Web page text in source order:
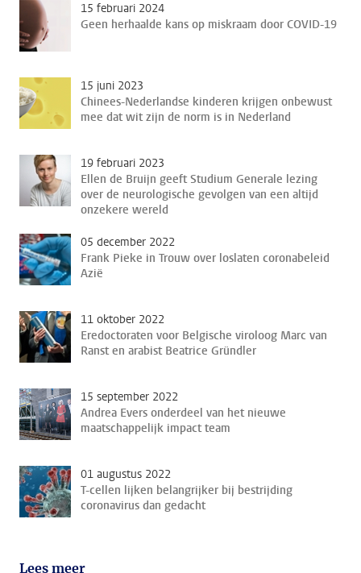
15 februari 2024
Geen herhaalde kans op miskraam door COVID-19
15 juni 2023
Chinees-Nederlandse kinderen krijgen onbewust
mee dat wit zijn de norm is in Nederland
19 februari 2023
Ellen de Bruijn geeft Studium Generale lezing
over de neurologische gevolgen van een altijd
onzekere wereld
05 december 2022
Frank Pieke in Trouw over loslaten coronabeleid
Azië
11 oktober 2022
Eredoctoraten voor Belgische viroloog Marc van
Ranst en arabist Beatrice Gründler
15 september 2022
Andrea Evers onderdeel van het nieuwe
maatschappelijk impact team
01 augustus 2022
T-cellen lijken belangrijker bij bestrijding
coronavirus dan gedacht
Lees meer